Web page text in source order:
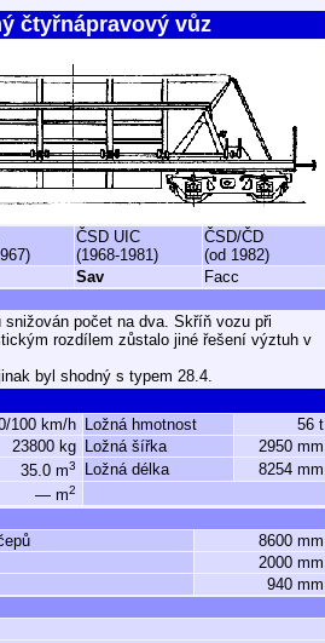
čtyřnápravový vůz
ČSD UIC
(1968-1981)
ČSD/ČD
(od 1982)
Sav Facc
počet na dva. Skříň vozu při
rozdílem zůstalo jiné řešení výztuh v
byl shodný s typem 28.4.
100 km/h Ložná hmotnost
56 t
23800 kg Ložná šířka
2950 mm
35.0 m3 Ložná délka
8254 mm
— m2
8600 mm
2000 mm
940 mm